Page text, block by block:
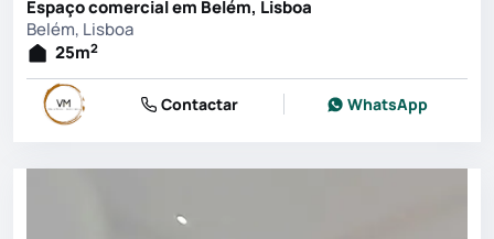
Espaço comercial em Belém, Lisboa
Belém, Lisboa
25m2
Contactar WhatsApp